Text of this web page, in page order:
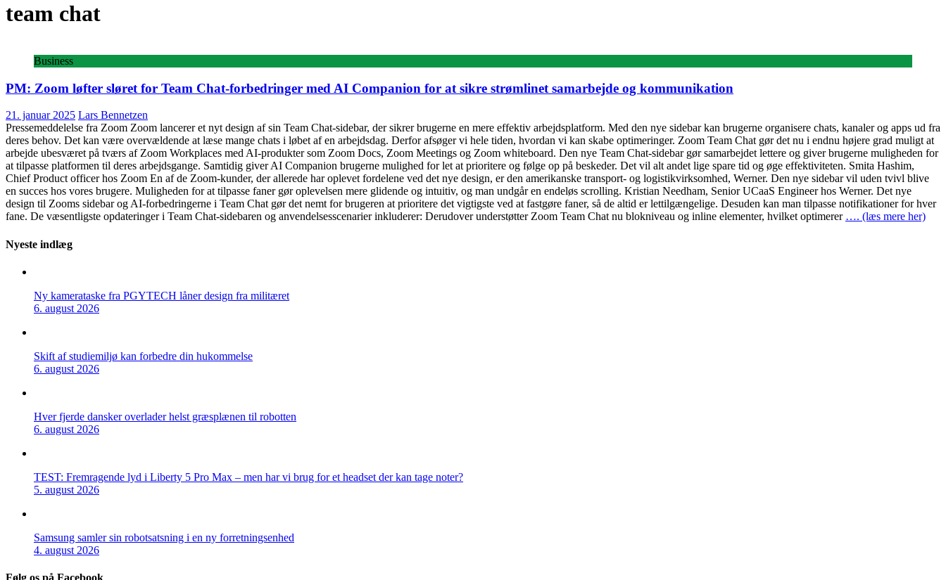
team chat
Business
PM: Zoom løfter sløret for Team Chat-forbedringer med AI Companion for at sikre strømlinet samarbejde og kommunikation
21. januar 2025 Lars Bennetzen
Pressemeddelelse fra Zoom Zoom lancerer et nyt design af sin Team Chat-sidebar, der sikrer brugerne en mere effektiv arbejdsplatform. Med den nye sidebar kan brugerne organisere chats, kanaler og apps ud fra
deres behov. Det kan være overvældende at læse mange chats i løbet af en arbejdsdag. Derfor afsøger vi hele tiden, hvordan vi kan skabe optimeringer. Zoom Team Chat gør det nu i endnu højere grad muligt at
arbejde ubesværet på tværs af Zoom Workplaces med AI-produkter som Zoom Docs, Zoom Meetings og Zoom whiteboard. Den nye Team Chat-sidebar gør samarbejdet lettere og giver brugerne muligheden for
at tilpasse platformen til deres arbejdsgange. Samtidig giver AI Companion brugerne mulighed for let at prioritere og følge op på beskeder. Det vil alt andet lige spare tid og øge effektiviteten. Smita Hashim,
Chief Product officer hos Zoom En af de Zoom-kunder, der allerede har oplevet fordelene ved det nye design, er den amerikanske transport- og logistikvirksomhed, Werner. Den nye sidebar vil uden tvivl blive
en succes hos vores brugere. Muligheden for at tilpasse faner gør oplevelsen mere glidende og intuitiv, og man undgår en endeløs scrolling. Kristian Needham, Senior UCaaS Engineer hos Werner. Det nye
design til Zooms sidebar og AI-forbedringerne i Team Chat gør det nemt for brugeren at prioritere det vigtigste ved at fastgøre faner, så de altid er lettilgængelige. Desuden kan man tilpasse notifikationer for hver
fane. De væsentligste opdateringer i Team Chat-sidebaren og anvendelsesscenarier inkluderer: Derudover understøtter Zoom Team Chat nu blokniveau og inline elementer, hvilket optimerer …. (læs mere her)
Nyeste indlæg
Ny kamerataske fra PGYTECH låner design fra militæret
6. august 2026
Skift af studiemiljø kan forbedre din hukommelse
6. august 2026
Hver fjerde dansker overlader helst græsplænen til robotten
6. august 2026
TEST: Fremragende lyd i Liberty 5 Pro Max – men har vi brug for et headset der kan tage noter?
5. august 2026
Samsung samler sin robotsatsning i en ny forretningsenhed
4. august 2026